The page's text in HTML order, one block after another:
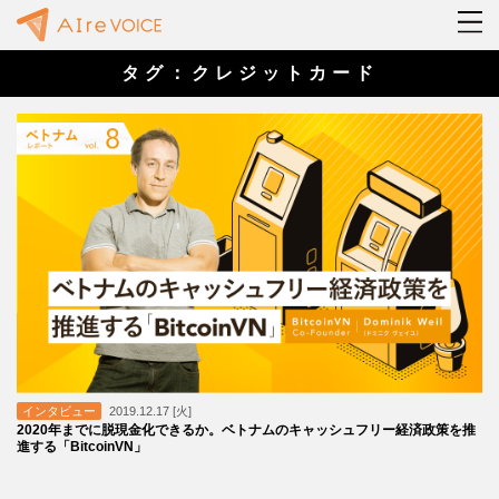
タグ：クレジットカード
インタビュー 2019.12.17 [火]
2020年までに脱現金化できるか。ベトナムのキャッシュフリー経済政策を推
進する「BitcoinVN」